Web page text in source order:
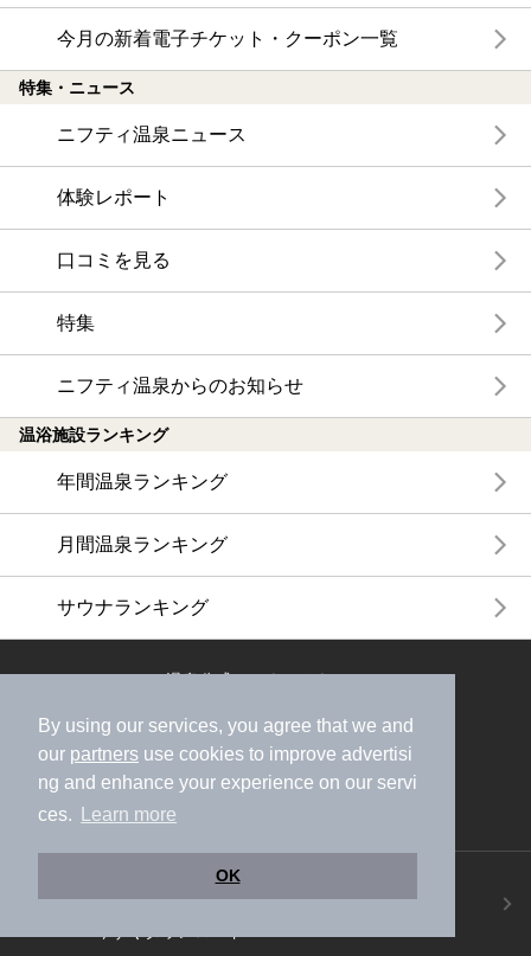
By using our services, you agree that we and
our partners use cookies to improve advertisi
ng and enhance your experience on our servi
ces.
Learn more
OK
今月の新着電子チケット・クーポン一覧
特集・ニュース
ニフティ温泉ニュース
体験レポート
口コミを見る
特集
ニフティ温泉からのお知らせ
温浴施設ランキング
年間温泉ランキング
月間温泉ランキング
サウナランキング
ニフティ温泉公式アカウントをフォローして
ニフティ温泉アプリ
地図から温泉検索！お得な限定クーポンも！